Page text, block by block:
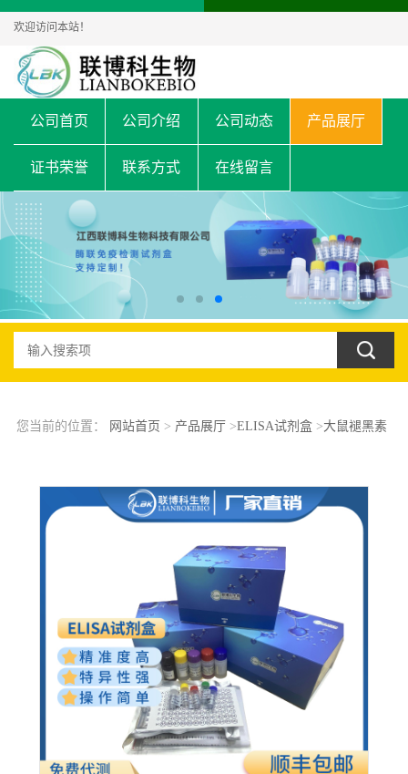
欢迎访问本站！
公司首页 公司介绍 公司动态 产品展厅
证书荣誉 联系方式 在线留言
您当前的位置： 网站首页 > 产品展厅 >ELISA试剂盒>大鼠褪黑素